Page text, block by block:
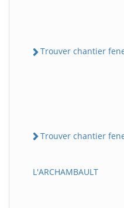
Trouver chantier
Trouver chantier
L'ARCHAMBAULT